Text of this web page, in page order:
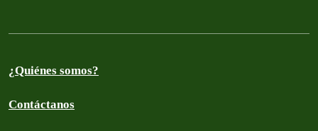
¿Quiénes somos?
Contáctanos